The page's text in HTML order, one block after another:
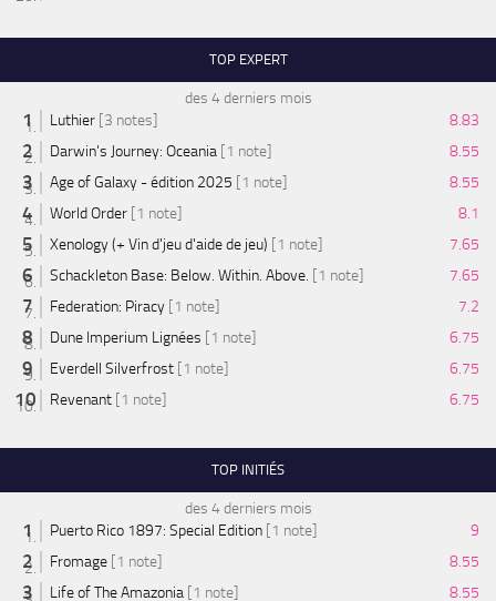
TOP EXPERT
des 4 derniers mois
Luthier [3 notes]
8.83
Darwin's Journey: Oceania [1 note]
8.55
Age of Galaxy - édition 2025 [1 note]
8.55
World Order [1 note]
8.1
Xenology (+ Vin d'jeu d'aide de jeu) [1 note]
7.65
Schackleton Base: Below. Within. Above. [1 note]
7.65
Federation: Piracy [1 note]
7.2
Dune Imperium Lignées [1 note]
6.75
Everdell Silverfrost [1 note]
6.75
Revenant [1 note] 6.75
TOP INITIÉS
des 4 derniers mois
Puerto Rico 1897: Special Edition [1 note]
9
Fromage [1 note]
8.55
Life of The Amazonia [1 note] 8.55